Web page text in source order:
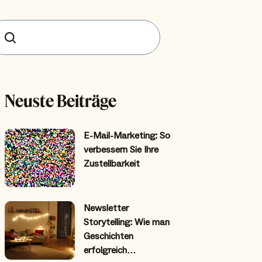
Neuste Beiträge
E-Mail-Marketing: So
verbessern Sie Ihre
Zustellbarkeit
Newsletter
Storytelling: Wie man
Geschichten
erfolgreich…